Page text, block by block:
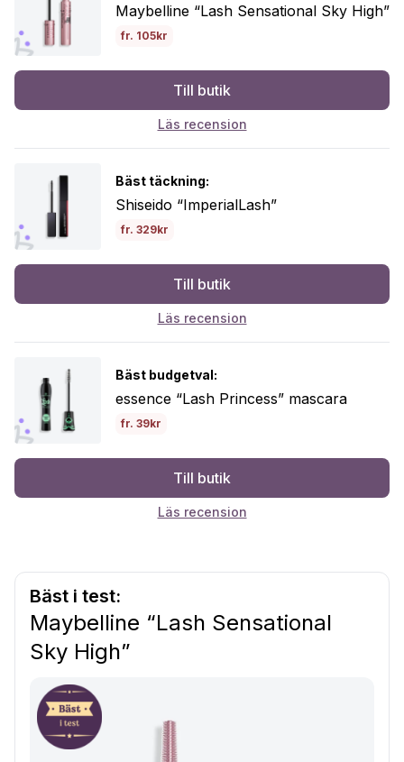
Maybelline “Lash Sensational Sky High”
fr. 105kr
Till butik
Läs recension
Bäst täckning:
Shiseido “ImperialLash”
fr. 329kr
Till butik
Läs recension
Bäst budgetval:
essence “Lash Princess” mascara
fr. 39kr
Till butik
Läs recension
Bäst i test:
Maybelline “Lash Sensational
Sky High”